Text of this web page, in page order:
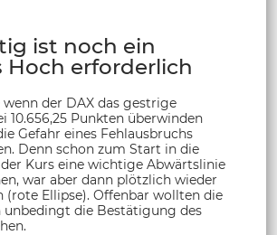
ist noch ein
Hoch erforderlich
wenn der DAX das gestrige
10.656,25 Punkten überwinden
Gefahr eines Fehlausbruchs
Denn schon zum Start in die
Kurs eine wichtige Abwärtslinie
war aber dann plötzlich wieder
(rote Ellipse). Offenbar wollten die
unbedingt die Bestätigung des